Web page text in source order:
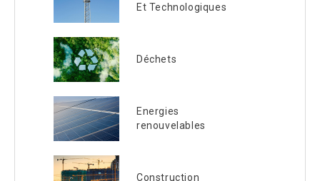
Et Technologiques
Déchets
Energies
renouvelables
Construction